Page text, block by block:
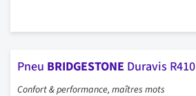
Pneu BRIDGESTONE Duravis R410
Confort & performance, maîtres mots